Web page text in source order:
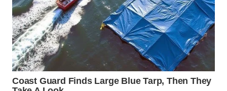
WAHANA
NEWS
WAHANA
TANI